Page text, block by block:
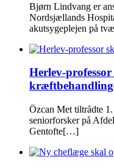
Bjørn Lindvang er
Nordsjællands
akutsygeplejen på
Herlev-
Özcan Met tiltrådte
seniorforsker på
Gentofte[…]